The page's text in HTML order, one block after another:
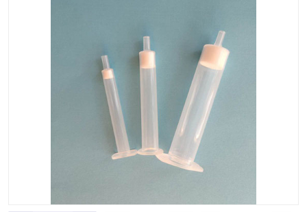
SPE填料
过滤器/滤膜
SPE配件
96孔板